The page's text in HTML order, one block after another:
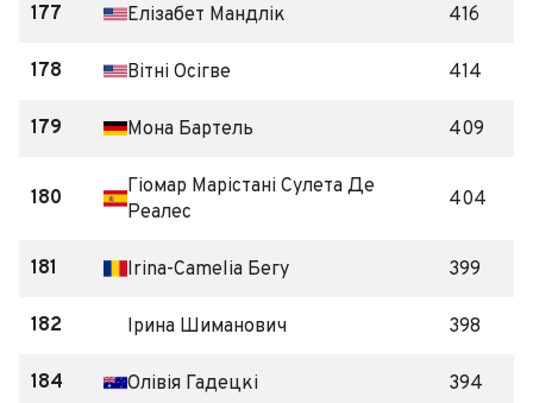
177 Елізабет Мандлік 416
178 Вітні Осігве 414
179 Мона Бартель 409
180
Гіомар Марістані Сулета Де
Реалес
404
181 Irina-Camelia Бегу 399
182 Ірина Шиманович 398
184 Олівія Гадецкі 394